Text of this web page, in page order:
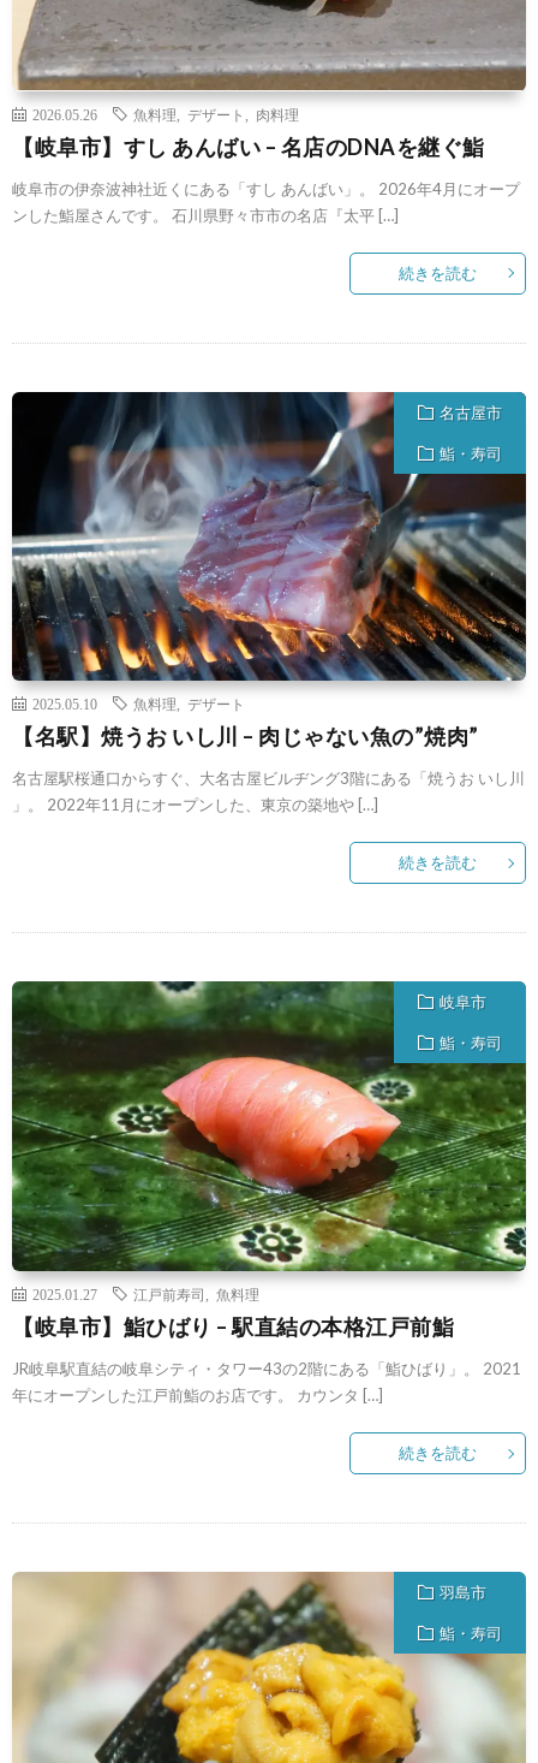
2026.05.26 魚料理 デザート 肉料理
【岐阜市】すし あんばい – 名店のDNAを継ぐ鮨
岐阜市の伊奈波神社近くにある「すし あんばい」。 2026年4月にオープ
ンした鮨屋さんです。 石川県野々市市の名店『太平 […]
続きを読む
名古屋市
鮨・寿司
2025.05.10 魚料理 デザート
【名駅】焼うお いし川 – 肉じゃない魚の”焼肉”
名古屋駅桜通口からすぐ、大名古屋ビルヂング3階にある「焼うお いし川
」。 2022年11月にオープンした、東京の築地や […]
続きを読む
岐阜市
鮨・寿司
2025.01.27 江戸前寿司 魚料理
【岐阜市】鮨ひばり – 駅直結の本格江戸前鮨
JR岐阜駅直結の岐阜シティ・タワー43の2階にある「鮨ひばり」。 2021
年にオープンした江戸前鮨のお店です。 カウンタ […]
続きを読む
羽島市
鮨・寿司